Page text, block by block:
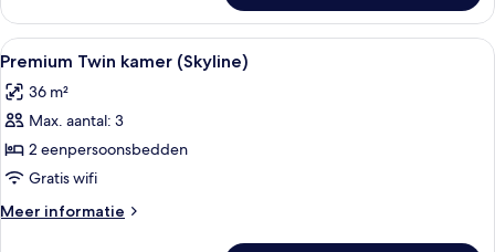
Twin
kamer
Alle
foto's
voor
Premium
Twin
kamer
(Skyline)
laden
Een hotelkamer met een bed, een
1
Premium Twin kamer (Skyline)
36 m²
Max. aantal: 3
2 eenpersoonsbedden
Gratis wifi
Meer informatie
Meer